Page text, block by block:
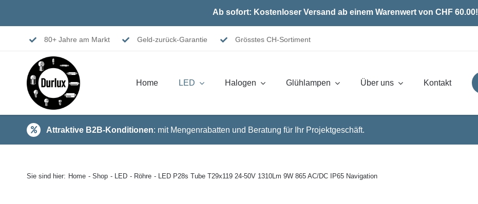
Ab sofort: Kostenloser Versand ab einem Warenwert von CHF 60.00!
80+ Jahre am Markt Geld-zurück-Garantie Grösstes CH-Sortiment
Home LED Halogen Glühlampen Über uns Kontakt
Attraktive B2B-Konditionen: mit Mengenrabatten und Beratung für Ihr Projektgeschäft.
Sie sind hier: Home Shop LED Röhre LED P28s Tube T29x119 24-50V 1310Lm 9W 865 AC/DC IP65 Navigation